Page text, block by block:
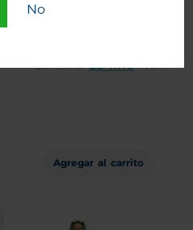
No
$37.900 $34.110 +IVA
Agregar al carrito